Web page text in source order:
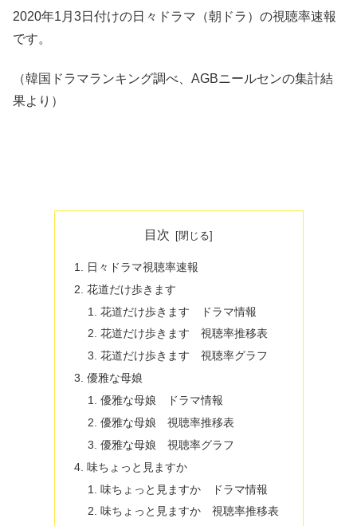
2020年1月3日付けの日々ドラマ（朝ドラ）の視聴率速報
です。
（韓国ドラマランキング調べ、AGBニールセンの集計結
果より）
目次
日々ドラマ視聴率速報
花道だけ歩きます
花道だけ歩きます ドラマ情報
花道だけ歩きます 視聴率推移表
花道だけ歩きます 視聴率グラフ
優雅な母娘
優雅な母娘 ドラマ情報
優雅な母娘 視聴率推移表
優雅な母娘 視聴率グラフ
味ちょっと見ますか
味ちょっと見ますか ドラマ情報
味ちょっと見ますか 視聴率推移表